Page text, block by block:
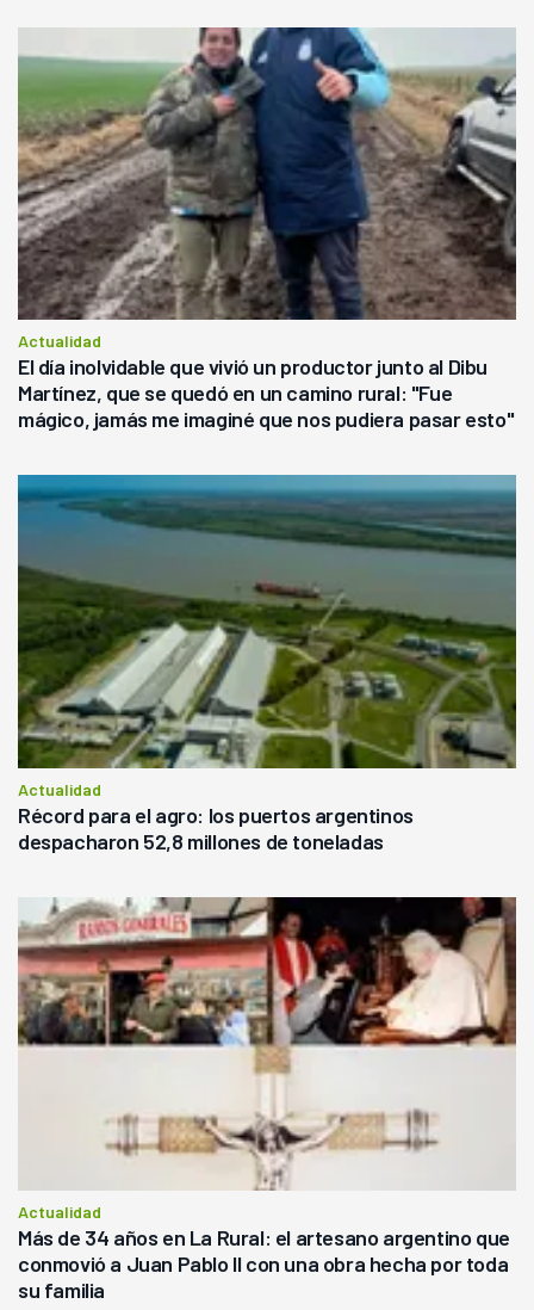
Actualidad
El día inolvidable que vivió un productor junto al Dibu
Martínez, que se quedó en un camino rural: "Fue
mágico, jamás me imaginé que nos pudiera pasar esto"
Actualidad
Récord para el agro: los puertos argentinos
despacharon 52,8 millones de toneladas
Actualidad
Más de 34 años en La Rural: el artesano argentino que
conmovió a Juan Pablo II con una obra hecha por toda
su familia